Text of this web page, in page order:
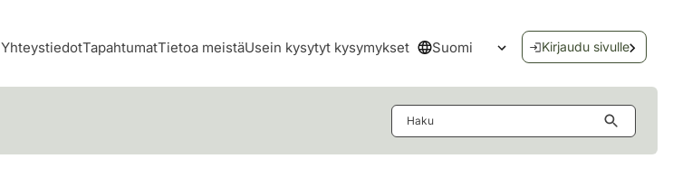
YhteystiedotTapahtumatTietoa meistäUsein kysytyt kysymykset Suomi
Avaa kielivalikko
Kirjaudu sivulle